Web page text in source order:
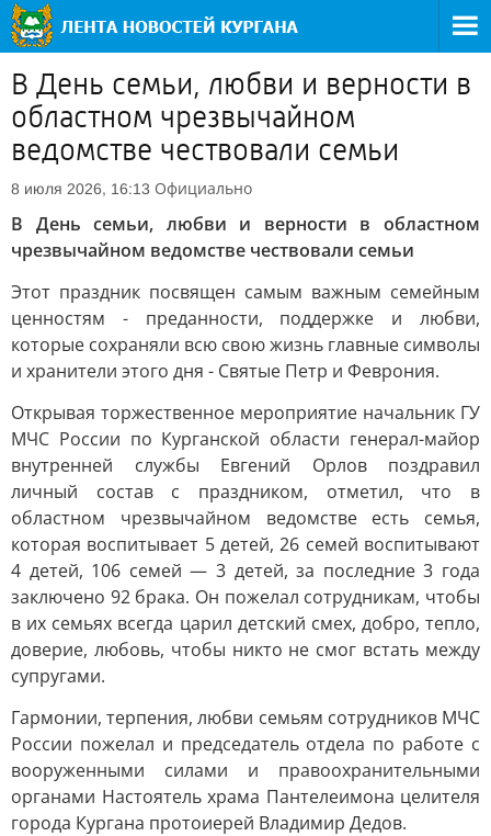
В День семьи, любви и верности в
областном чрезвычайном
ведомстве чествовали семьи
8 июля 2026, 16:13 Официально
В День семьи, любви и верности в областном
чрезвычайном ведомстве чествовали семьи
Этот праздник посвящен самым важным семейным
ценностям - преданности, поддержке и любви,
которые сохраняли всю свою жизнь главные символы
и хранители этого дня - Святые Петр и Феврония.
Открывая торжественное мероприятие начальник ГУ
МЧС России по Курганской области генерал-майор
внутренней службы Евгений Орлов поздравил
личный состав с праздником, отметил, что в
областном чрезвычайном ведомстве есть семья,
которая воспитывает 5 детей, 26 семей воспитывают
4 детей, 106 семей — 3 детей, за последние 3 года
заключено 92 брака. Он пожелал сотрудникам, чтобы
в их семьях всегда царил детский смех, добро, тепло,
доверие, любовь, чтобы никто не смог встать между
супругами.
Гармонии, терпения, любви семьям сотрудников МЧС
России пожелал и председатель отдела по работе с
вооруженными силами и правоохранительными
органами Настоятель храма Пантелеимона целителя
города Кургана протоиерей Владимир Дедов.